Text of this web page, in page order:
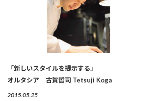
「新しいスタイルを提示する」
オルタシア 古賀哲司 Tetsuji Koga
2015.05.25